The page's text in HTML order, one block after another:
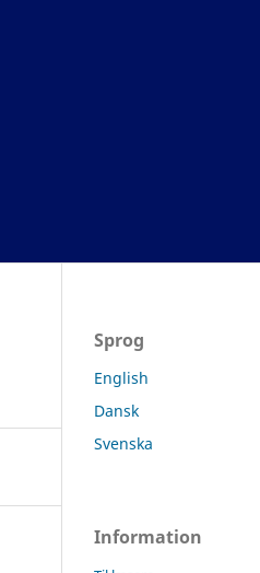
Sprog
English
Dansk
Svenska
Information